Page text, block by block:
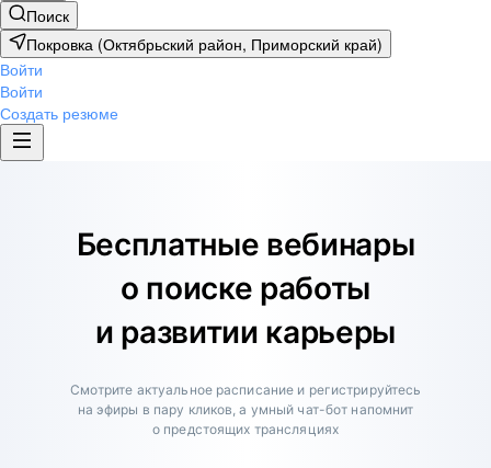
Поиск
Покровка (Октябрьский район, Приморский край)
Войти
Войти
Создать резюме
Бесплатные вебинары
о поиске работы
и развитии карьеры
Смотрите актуальное расписание и регистрируйтесь
на эфиры в пару кликов, а умный чат-бот напомнит
о предстоящих трансляциях